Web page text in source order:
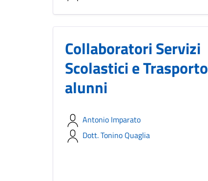
Collaboratori Servizi
Scolastici e Trasporto
alunni
Antonio Imparato
Dott. Tonino Quaglia